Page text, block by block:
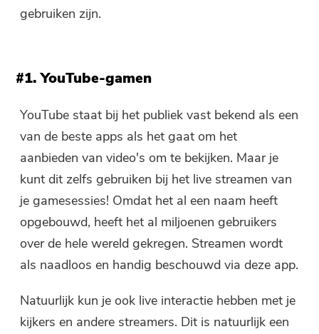
gebruiken zijn.
#1. YouTube-gamen
YouTube staat bij het publiek vast bekend als een
van de beste apps als het gaat om het
aanbieden van video's om te bekijken. Maar je
kunt dit zelfs gebruiken bij het live streamen van
je gamesessies! Omdat het al een naam heeft
opgebouwd, heeft het al miljoenen gebruikers
over de hele wereld gekregen. Streamen wordt
als naadloos en handig beschouwd via deze app.
Natuurlijk kun je ook live interactie hebben met je
kijkers en andere streamers. Dit is natuurlijk een
ontvangen. Als u de software
Vul een geldig e-mailadres.
Bedankt voor je abonnement!
Bedankt voor je abonnement!
De downloadlink en couponcode zijn
verzonden naar uw e-mailadres
user@email.com. U kunt ook op de
knop klikken om de software direct
aan te schaffen.